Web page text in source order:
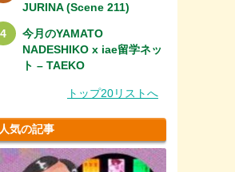
JURINA (Scene 211)
今月のYAMATO
NADESHIKO x iae留学ネッ
ト – TAEKO
トップ20リストへ
人気の記事